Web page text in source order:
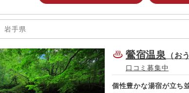
岩手県
鶯宿温泉 （お
口コミ募集中
個性豊かな湯宿が立ち